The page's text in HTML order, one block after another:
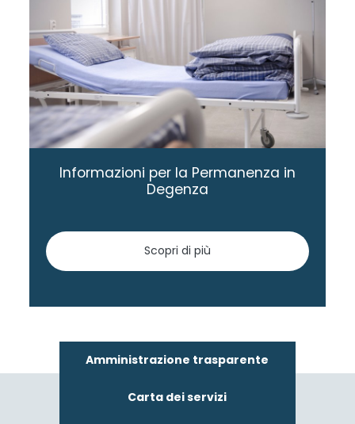
Informazioni per la Permanenza in
Degenza
Scopri di più
Amministrazione trasparente
Carta dei servizi